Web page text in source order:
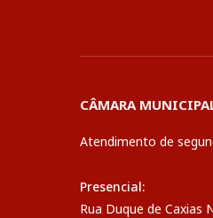
CÂMARA
Atendimento de
Presencial:
Rua Duque de Caxias